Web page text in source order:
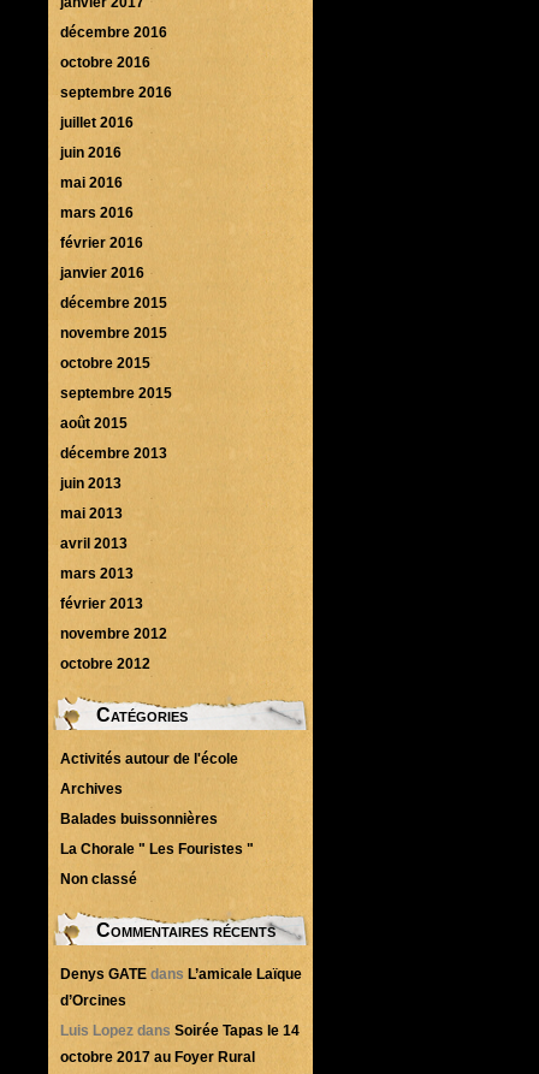
décembre 2016
octobre 2016
septembre 2016
juillet 2016
juin 2016
mai 2016
mars 2016
février 2016
janvier 2016
décembre 2015
novembre 2015
octobre 2015
septembre 2015
août 2015
décembre 2013
juin 2013
mai 2013
avril 2013
mars 2013
février 2013
novembre 2012
octobre 2012
Catégories
Activités autour de l'école
Archives
Balades buissonnières
La Chorale " Les Fouristes "
Non classé
Commentaires récents
Denys GATE dans L’amicale Laïque
d’Orcines
Luis Lopez dans Soirée Tapas le 14
octobre 2017 au Foyer Rural